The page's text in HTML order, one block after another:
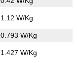
1.12 W/Kg
0.793 W/Kg
1.427 W/Kg